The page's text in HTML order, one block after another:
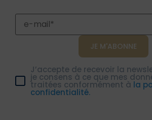
J’accepte de recevoir la
je consens à ce que mes
traitées conformément à la
confidentialité.